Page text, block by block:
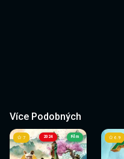
Více Podobných
2024
7 Film 6.9